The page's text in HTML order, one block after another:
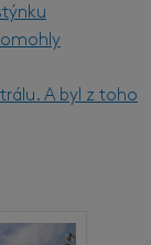
A byl z toho